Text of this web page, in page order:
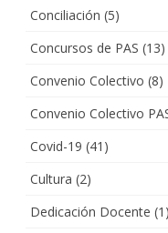
Conciliación (5)
Concursos de PAS (13)
Convenio Colectivo (8)
Convenio Colectivo
Covid-19 (41)
Cultura (2)
Dedicación Docente (1)